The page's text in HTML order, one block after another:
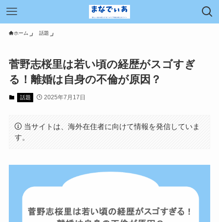
ホーム 話題
菅野志桜里は若い頃の経歴がスゴすぎ
る！離婚は自身の不倫が原因？
話題 2025年7月17日
当サイトは、海外在住者に向けて情報を発信していま
す。